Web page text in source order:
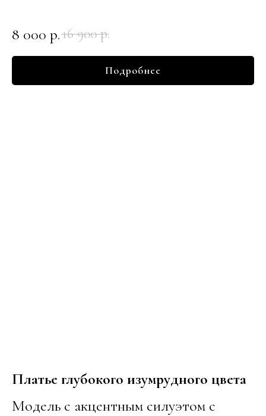
8 000 р.16 900 р.
Подробнее
Платье глубокого изумрудного цвета
Модель с акцентным силуэтом с